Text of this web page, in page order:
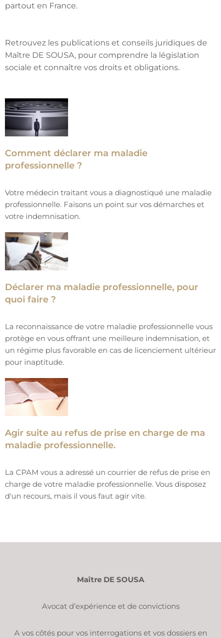
partout en France.
Retrouvez les publications et conseils juridiques de
Maître DE SOUSA, pour comprendre la législation
sociale et connaître vos droits et obligations.
Comment déclarer ma maladie
professionnelle ?
Votre médecin traitant vous a diagnostiqué une maladie
professionnelle. Faisons un point sur vos démarches et
votre indemnisation.
Déclarer ma maladie professionnelle, pour
quoi faire ?
La reconnaissance de votre maladie professionnelle vous
protège en vous offrant une meilleure indemnisation, et
un régime plus favorable en cas de licenciement ultérieur
pour inaptitude.
Agir suite au refus de prise en charge de ma
maladie professionnelle.
La CPAM vous a adressé un courrier de refus de prise en
charge de votre maladie professionnelle. Vous disposez
d'un recours, mais il vous faut agir vite.
Maître DE SOUSA
Avocat d’expérience et de convictions
A vos côtés pour vos interrogations et vos dossiers en